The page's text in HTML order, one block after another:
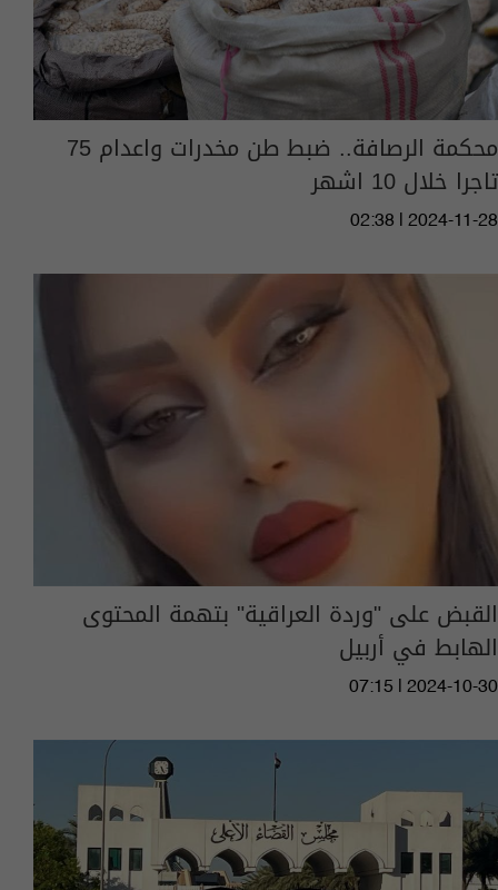
محكمة الرصافة.. ضبط طن مخدرات واعدام 75
تاجرا خلال 10 اشهر
02:38 | 2024-11-28
القبض على "وردة العراقية" بتهمة المحتوى
الهابط في أربيل
07:15 | 2024-10-30